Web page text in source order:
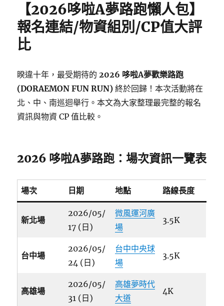
【2026哆啦A夢路跑懶人包】
報名連結/物資組別/CP值大評
比
睽違十年，最受期待的2026 哆啦A夢歡樂路跑
(DORAEMON FUN RUN) 終於回歸！本次活動將在
北、中、南巡迴舉行。本文為大家整理最完整的報名
資訊與物資 CP 值比較。
2026 哆啦A夢路跑：場次資訊一覽表
場次 日期 地點 路線長度
新北場
2026/05/
17 (日)
微風運河廣
場
3.5K
台中場
2026/05/
24 (日)
台中中央球
場
3.5K
高雄場
2026/05/
31 (日)
高雄夢時代
大道
4K